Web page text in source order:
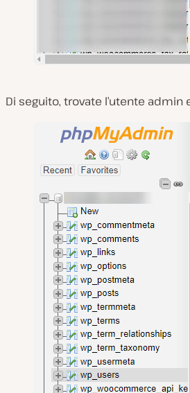
Di seguito, trovate l’utente admin